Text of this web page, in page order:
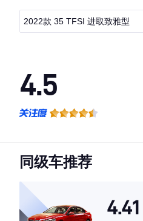
2022款 35 TFSI 进取致雅型
4.5
·空间表现一般，低于91%同级车
同级车推荐
4.41